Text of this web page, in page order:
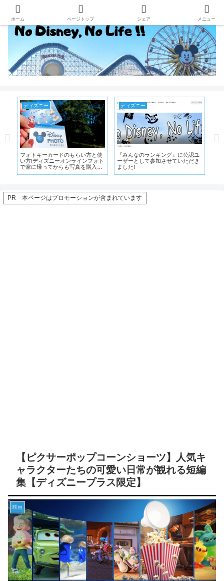
ディズニー
フォトキーカードのもらい方と使
い方!ディズニーオンラインフォト
で家に帰ってからも写真を購入で
ディズニー
『みんなのランキング』に公認ユ
ーザーとして参加させていただき
ました!
PR 本ページはプロモーションが含まれています
【ピクサーポップコーンショーツ】人気キ
ャラクターたちの可愛い日常が観れる短編
集【ディズニープラス限定】
映画
ホーム ページトップ シェア メニュー